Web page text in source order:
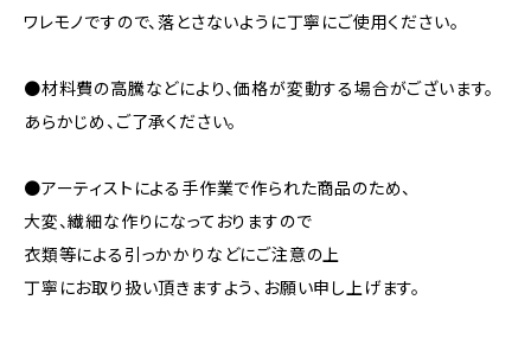
ワレモノですので、落とさないように丁寧にご使用ください。
●材料費の高騰などにより、価格が変動する場合がございます。
あらかじめ、ご了承ください。
●アーティストによる手作業で作られた商品のため、
大変、繊細な作りになっておりますので
衣類等による引っかかりなどにご注意の上
丁寧にお取り扱い頂きますよう、お願い申し上げます。